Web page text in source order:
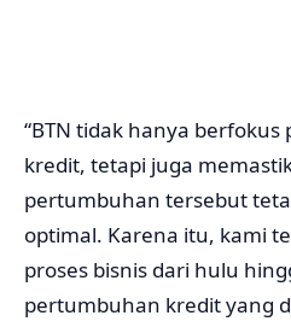
“BTN tidak hanya
kredit, tetapi juga
pertumbuhan tersebut
optimal. Karena itu, kami
proses bisnis dari hulu
pertumbuhan kredit yang